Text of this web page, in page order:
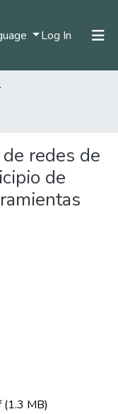
Log In (current)
redes de
de
(1.3 MB)